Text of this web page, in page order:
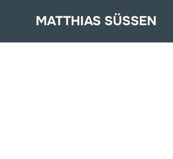
MATTHIAS SÜSSEN